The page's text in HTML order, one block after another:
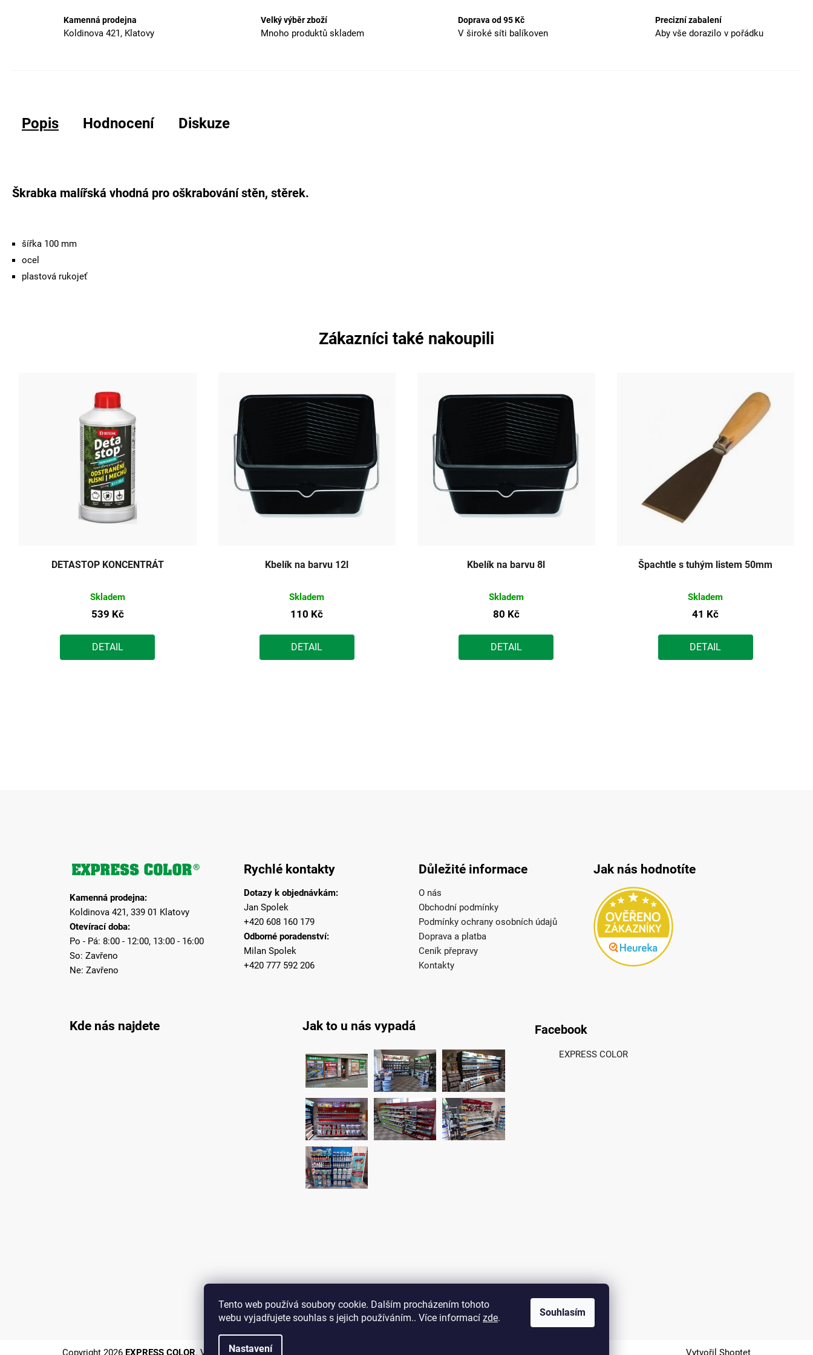
Tento web používá soubory cookie. Dalším procházením tohoto
webu vyjadřujete souhlas s jejich používáním.. Více informací zde.
Nastavení
Souhlasím
Kamenná prodejna
Koldinova 421, Klatovy
Velký výběr zboží
Mnoho produktů skladem
Doprava od 95 Kč
V široké síti balíkoven
Precizní zabalení
Aby vše dorazilo v pořádku
Popis Hodnocení Diskuze
Škrabka malířská vhodná pro oškrabování stěn, stěrek.
šířka 100 mm
ocel
plastová rukojeť
Zákazníci také nakoupili
DETASTOP KONCENTRÁT
Skladem
539 Kč
DETAIL
Kbelík na barvu 12l
Skladem
110 Kč
DETAIL
Kbelík na barvu 8l
Skladem
80 Kč
DETAIL
Špachtle s tuhým listem 50mm
Skladem
41 Kč
DETAIL
Kamenná prodejna:
Koldinova 421, 339 01 Klatovy
Otevírací doba:
Po - Pá: 8:00 - 12:00, 13:00 - 16:00
So: Zavřeno
Ne: Zavřeno
Rychlé kontakty
Dotazy k objednávkám:
Jan Spolek
+420 608 160 179
Odborné poradenství:
Milan Spolek
+420 777 592 206
Důležité informace
O nás
Obchodní podmínky
Podmínky ochrany osobních údajů
Doprava a platba
Ceník přepravy
Kontakty
Jak nás hodnotíte
Kde nás najdete Jak to u nás vypadá Facebook
EXPRESS COLOR